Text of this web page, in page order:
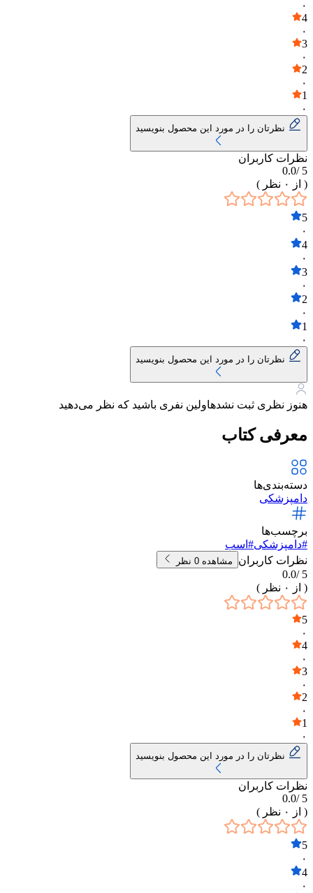
۰
4
۰
3
۰
2
۰
1
۰
نظرتان را در مورد این محصول بنویسید
نظرات کاربران
5 /
0.0
( از
۰ نظر )
5
۰
4
۰
3
۰
2
۰
1
۰
نظرتان را در مورد این محصول بنویسید
هنوز نظری ثبت نشدهاولین نفری باشید که نظر می‌دهید
معرفی کتاب
دسته‌بندی‌ها
دامپزشکی
برچسب‌ها
#دامپزشکی# اسب
نظرات کاربران
مشاهده 0 نظر
5 /
0.0
( از
۰ نظر )
5
۰
4
۰
3
۰
2
۰
1
۰
نظرتان را در مورد این محصول بنویسید
نظرات کاربران
5 /
0.0
( از
۰ نظر )
5
۰
4
۰